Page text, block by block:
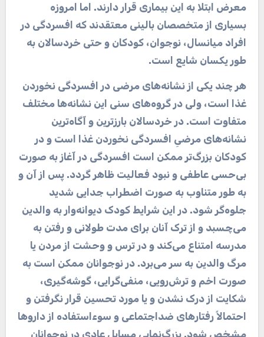
معرض ابتلا به این بیماری قرار دارند. اما امروزه
بسیاری از متخصصان بالینی معتقدند که افسردگی در
افراد میانسال، نوجوان، کودکان و حتی خردسالان به
طور یکسان شایع است.
هر چند یکی از نشانه‌های مرضی در افسردگی نخوردن
غذا است، ولی در گروه‌های سنی این نشانه‌ها مختلف
متفاوت است. در خردسالان بارزترین و آگاه‌ترین
نشانه‌های مرضیِ افسردگی نخوردن غذا است و در
کودکان بزرگ‌تر ممکن است افسردگی در آغاز به صورت
بی‌حسی عاطفی و نبود فعالیت ظاهر گردد. پس از آن و
به طور متناوب به صورت اضطراب جدایی شدید
جلوه‌گر شود. در این شرایط کودک دیوانه‌وار به والدین
می‌چسبد و از ترک آنان برای مدت طولانی و رفتن به
مدرسه امتناع می‌کند و در ترس و وحشت از مردن یا
مرگ والدین به سر می‌برد. در نوجوانان ممکن است به
صورت اخم و ترش‌رویی، منفی‌گرایی، گوشه‌گیری،
شکایت از درک نشدن و یا مورد تحسین قرار نگرفتن و
احتمالاً رفتارهای ضداجتماعی و سوءاستفاده از داروها
مشخص شود. بزرگ‌نمایی مسایل عادی در نوجوانان